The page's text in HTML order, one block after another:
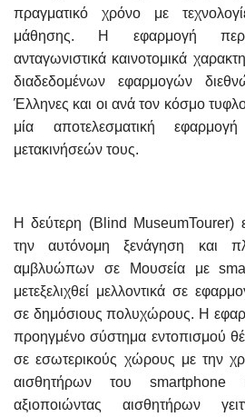
πραγματικό χρόνο με
μάθησης. Η εφαρμογή
ανταγωνιστικά καινοτομικά
διαδεδομένων εφαρμογών
Έλληνες και οι ανά τον κόσμο
μία αποτελεσματική
μετακινήσεών τους.
Η δεύτερη (Blind MuseumTourer)
την αυτόνομη ξενάγηση και
αμβλυώπων σε Μουσεία με
μετεξελιχθεί μελλοντικά σε
σε δημόσιους πολυχώρους. Η
προηγμένο σύστημα εντοπισμού
σε εσωτερικούς χώρους με την
αισθητήρων του smartphone
αξιοποιώντας αισθητήρων